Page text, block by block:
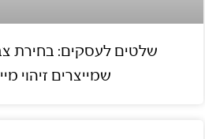
שלטים לעסקים: בחירת
שמייצרים זיהוי